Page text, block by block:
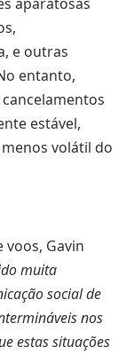
e outras
entanto,
estável,
volátil do
voos, Gavin
muita
social de
nos
estas situações